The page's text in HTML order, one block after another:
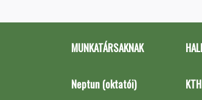
MUNKATÁRSAKNAK
Neptun (oktatói)
KTH